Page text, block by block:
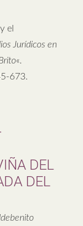
el
Jurídicos en
«.
673.
DEL
DEL